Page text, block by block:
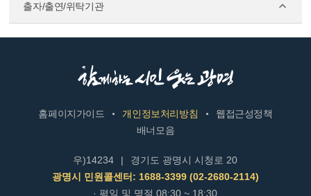
출자/출연/위탁기관
홈페이지가이드 개인정보처리방침
웹접근성정책
배너모음
우)14234 |
경기도 광명시 시청로 20
광명시 민원콜센터: 1688-3399 (02-2680-2114)
· 평일 및 명절 08:30 ~ 18:30